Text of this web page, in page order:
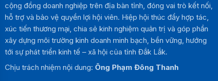
cộng đồng doanh nghiệp trên địa bàn tỉnh, đóng vai trò kết nối,
hỗ trợ và bảo vệ quyền lợi hội viên. Hiệp hội thúc đẩy hợp tác,
xúc tiến thương mại, chia sẻ kinh nghiệm quản trị và góp phần
xây dựng môi trường kinh doanh minh bạch, bền vững, hướng
tới sự phát triển kinh tế – xã hội của tỉnh Đắk Lắk.
Chịu trách nhiệm nội dung: Ông Phạm Đông Thanh